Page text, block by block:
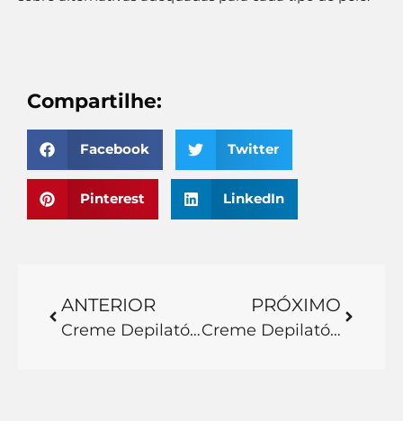
Compartilhe:
Facebook Twitter
Pinterest LinkedIn
ANTERIOR
Creme Depilatório Engrossa o Pelo: Mito ou Verdade?
PRÓXIMO
Creme Depilatório Faz Mal: Verdades Sobre o Uso Seguro